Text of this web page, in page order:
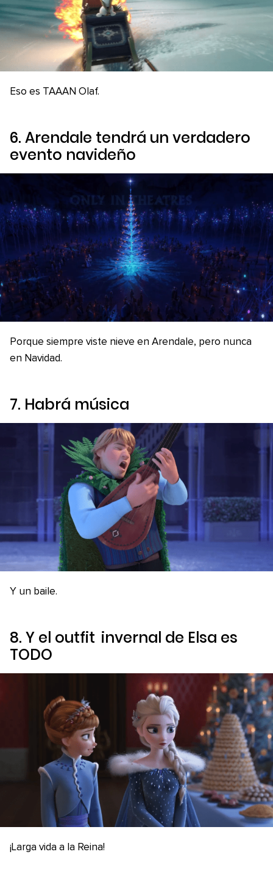
Eso es TAAAN Olaf.
6. Arendale tendrá un verdadero
evento navideño
Porque siempre viste nieve en Arendale, pero nunca
en Navidad.
7. Habrá música
Y un baile.
8. Y el outfit invernal de Elsa es
TODO
¡Larga vida a la Reina!